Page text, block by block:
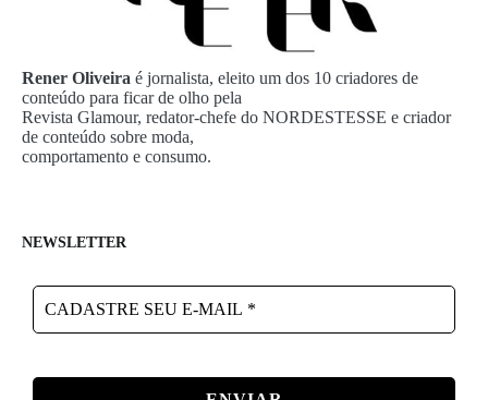
Rener Oliveira é jornalista, eleito um dos 10 criadores de
conteúdo para ficar de olho pela
Revista Glamour, redator-chefe do NORDESTESSE e criador
de conteúdo sobre moda,
comportamento e consumo.
NEWSLETTER
CADASTRE
SEU
*